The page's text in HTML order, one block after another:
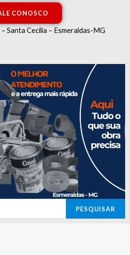
CONOSCO
– Santa Cecília – Esmeraldas-MG
PESQUISAR